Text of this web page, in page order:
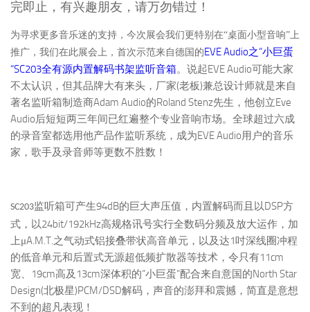
完即止，有兴趣朋友，请万勿错过！
为寻求更多音乐迷的支持，今次展会我们更特别在“桌面小型音响”上
推广，我们在此展会上，首次示范来自德国的 EVE Audio之“小巨蛋
“SC203全有源内置解码书架监听音箱。说起EVE Audio可能大家
不太认识，但其品牌大有来头，厂家(老板)兼总设计师就是来自
著名监听箱制造商Adam Audio的Roland Stenz先生，他创立Eve
Audio后短短两三年间已红遍整个专业音响市场。全球超过六成
的录音室都选用他产品作监听系统，成为EVE Audio用户的音乐
家，歌手及录音师等更数不胜数！
SC203监听箱可产生94dB的巨大声压值，内置解码而且以DSP方
式，以24bit/192kHz高规格讯号实行全数码分频及放大运作，加
上μA.M.T.之气动式铝接叠带状高音单元，以及达1吋深线圈冲程
的低音单元和后置式无源超低频扩散器等技术，令只有11cm
宽、 19cm高及 13cm深体积的“小巨蛋“配合来自意国的North Star
Design(北极星)PCM/DSD解码，声音的澎拜和震撼，简直是意想
不到的超凡表现！